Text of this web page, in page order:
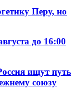
Перу, но
до 16:00
ищут путь
союзу